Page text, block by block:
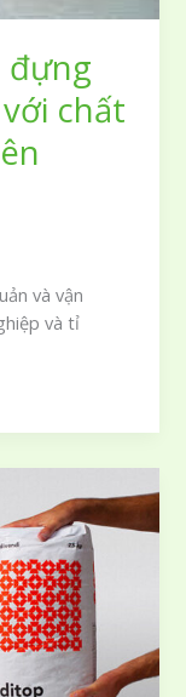
đựng
chất
và vận
và tỉ